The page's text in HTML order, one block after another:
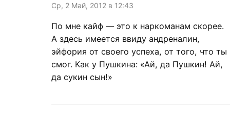
Ср, 2 Май, 2012 в 12:43
По мне кайф — это к наркоманам скорее.
А здесь имеется ввиду андреналин,
эйфория от своего успеха, от того, что ты
смог. Как у Пушкина: «Ай, да Пушкин! Ай,
да сукин сын!»